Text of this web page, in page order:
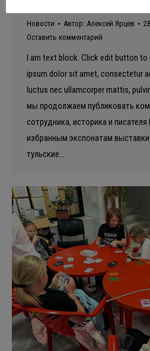
Новости Автор: Алексей Ярцев
Оставить комментарий
I am text block. Click edit button
ipsum dolor sit amet, consectetur
luctus nec ullamcorper mattis,
мы продолжаем публиковать
сотрудника, историка и
избранным экспонатам выставки
тульские…